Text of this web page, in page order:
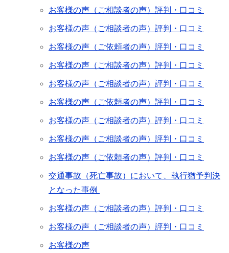
お客様の声（ご相談者の声）評判・口コミ
お客様の声（ご相談者の声）評判・口コミ
お客様の声（ご依頼者の声）評判・口コミ
お客様の声（ご相談者の声）評判・口コミ
お客様の声（ご相談者の声）評判・口コミ
お客様の声（ご依頼者の声）評判・口コミ
お客様の声（ご相談者の声）評判・口コミ
お客様の声（ご相談者の声）評判・口コミ
お客様の声（ご依頼者の声）評判・口コミ
交通事故（死亡事故）において、執行猶予判決
となった事例
お客様の声（ご相談者の声）評判・口コミ
お客様の声（ご相談者の声）評判・口コミ
お客様の声